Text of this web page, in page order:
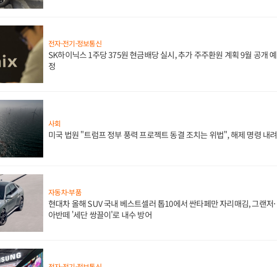
전자·전기·정보통신
SK하이닉스 1주당 375원 현금배당 실시, 추가 주주환원 계획 9월 공개 예
정
사회
미국 법원 "트럼프 정부 풍력 프로젝트 동결 조치는 위법", 해제 명령 내려
자동차·부품
현대차 올해 SUV 국내 베스트셀러 톱10에서 싼타페만 자리매김, 그랜저·
아반떼 '세단 쌍끌이'로 내수 방어